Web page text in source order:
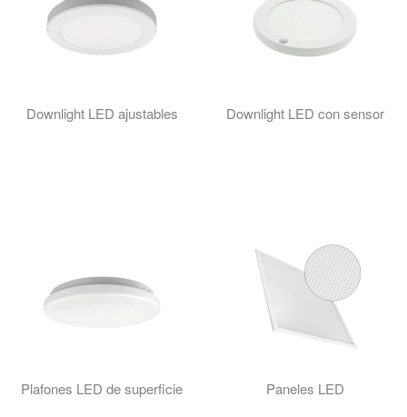
Downlight LED ajustables Downlight LED con sensor
Plafones LED de superficie Paneles LED